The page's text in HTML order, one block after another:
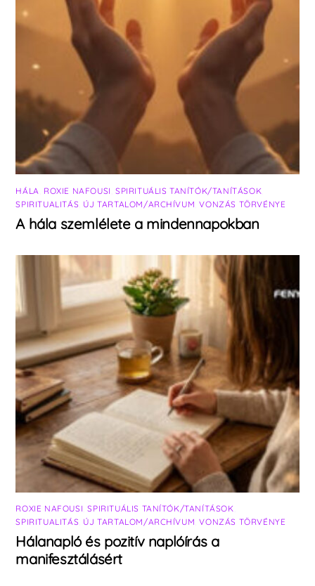
HÁLA ROXIE NAFOUSI SPIRITUÁLIS TANÍTÓK/TANÍTÁSOK
SPIRITUALITÁS ÚJ TARTALOM/ARCHÍVUM ,VONZÁS TÖRVÉNYE
A hála szemlélete a mindennapokban
ROXIE NAFOUSI ,SPIRITUÁLIS TANÍTÓK/TANÍTÁSOK
SPIRITUALITÁS ÚJ TARTALOM/ARCHÍVUM ,VONZÁS TÖRVÉNYE
Hálanapló és pozitív naplóírás a
manifesztálásért